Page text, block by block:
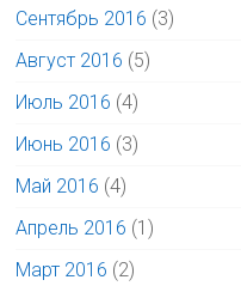
Сентябрь 2016 (3)
Август 2016 (5)
Июль 2016 (4)
Июнь 2016 (3)
Май 2016 (4)
Апрель 2016 (1)
Март 2016 (2)